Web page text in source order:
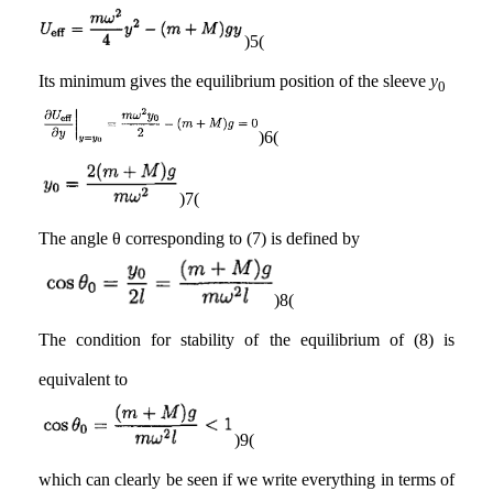
(5)
Its minimum gives the equilibrium position of the sleeve y0
(6)
(7)
The angle θ corresponding to (7) is defined by
(8)
The condition for stability of the equilibrium of (8) is
equivalent to
(9)
which can clearly be seen if we write everything in terms of